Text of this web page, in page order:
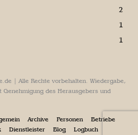
2
1
1
| Alle Rechte vorbehalten. Wiedergabe,
Genehmigung des Herausgebers und
Archive Personen
Betriebe
Dienstleister Blog Logbuch